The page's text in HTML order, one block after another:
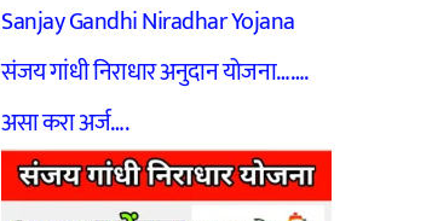
Sanjay Gandhi Niradhar Yojana
संजय गांधी निराधार अनुदान योजना…….
असा करा अर्ज….